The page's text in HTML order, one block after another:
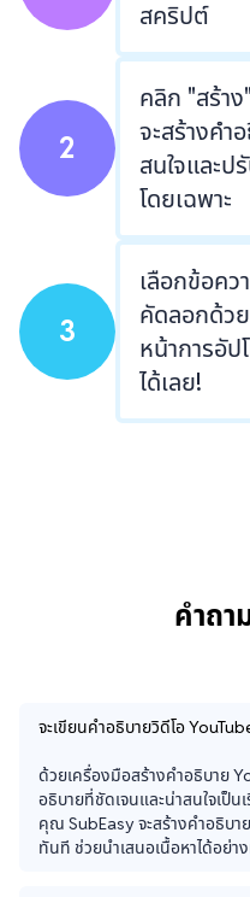
สคริปต์
2
คลิก "สร้า
จะสร้างคำ
สนใจและ
โดยเฉพาะ
3
เลือกข้อค
คัดลอกด้ว
หน้าการอัป
ได้เลย!
คำถ
จะเขียนคำอธิบายวิดีโอ
ด้วยเครื่องมือสร้างคำอธิบาย
อธิบายที่ชัดเจนและน่าสนใจเป็น
คุณ SubEasy จะสร้างคำอธิบ
ทันที ช่วยนำเสนอเนื้อหาได้อย่า